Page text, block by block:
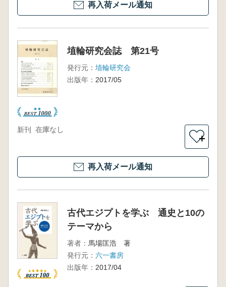
再入荷メール通知
埴輪研究会誌 第21号
発行元： 埴輪研究会
出版年： 2017/05
新刊 在庫なし
＋
再入荷メール通知
古代エジプトを学ぶ 通史と10の
テーマから
著者： 馬場匡浩 著
発行元： 六一書房
出版年： 2017/04